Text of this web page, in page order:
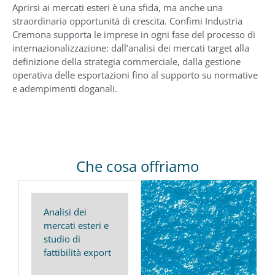
Aprirsi ai mercati esteri è una sfida, ma anche una
straordinaria opportunità di crescita. Confimi Industria
Cremona supporta le imprese in ogni fase del processo di
internazionalizzazione: dall’analisi dei mercati target alla
definizione della strategia commerciale, dalla gestione
operativa delle esportazioni fino al supporto su normative
e adempimenti doganali.
Che cosa offriamo
Analisi dei
mercati esteri e
studio di
fattibilità export